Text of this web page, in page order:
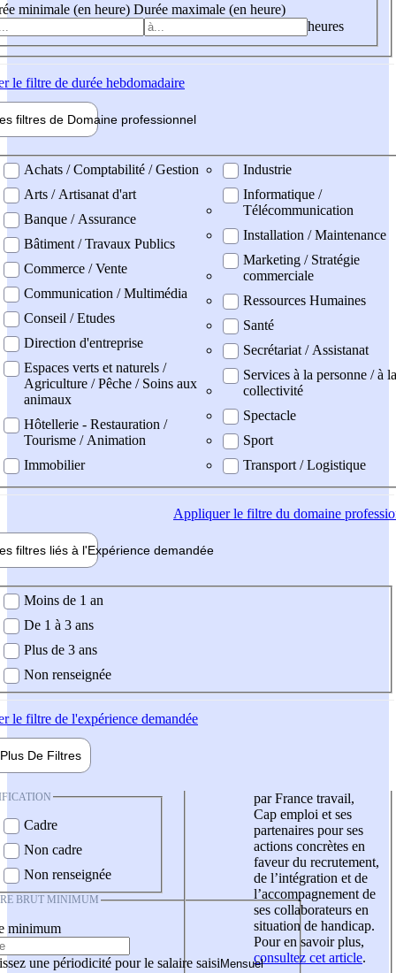
minimale (en heure) Durée maximale (en heure)
heures
le filtre de durée hebdomadaire
filtres de Domaine professionnel
professionel
Achats / Comptabilité / Gestion
Arts / Artisanat d'art
Banque / Assurance
Bâtiment / Travaux Publics
Commerce / Vente
Communication / Multimédia
Conseil / Etudes
Direction d'entreprise
Espaces verts et naturels /
Agriculture / Pêche / Soins aux
animaux
Hôtellerie - Restauration /
Tourisme / Animation
Immobilier
Industrie
Informatique /
Télécommunication
Installation / Maintenance
Marketing / Stratégie
commerciale
Ressources Humaines
Santé
Secrétariat / Assistanat
Services à la personne / à la
collectivité
Spectacle
Sport
Transport / Logistique
Appliquerle filtre du domaine
filtres liés à l'Expérience demandée
demandée
Moins de 1 an
De 1 à 3 ans
Plus de 3 ans
Non renseignée
le filtre de l'expérience demandée
Plus De Filtres
Cadre
Non cadre
Non renseignée
BRUT MINIMUM
minimum
une périodicité pour le salaire saisi
par France travail,
Cap emploi et ses
partenaires pour ses
actions concrètes en
faveur du recrutement,
de l’intégration et de
l’accompagnement de
ses collaborateurs en
situation de handicap.
Pour en savoir plus,
consultez cet article.